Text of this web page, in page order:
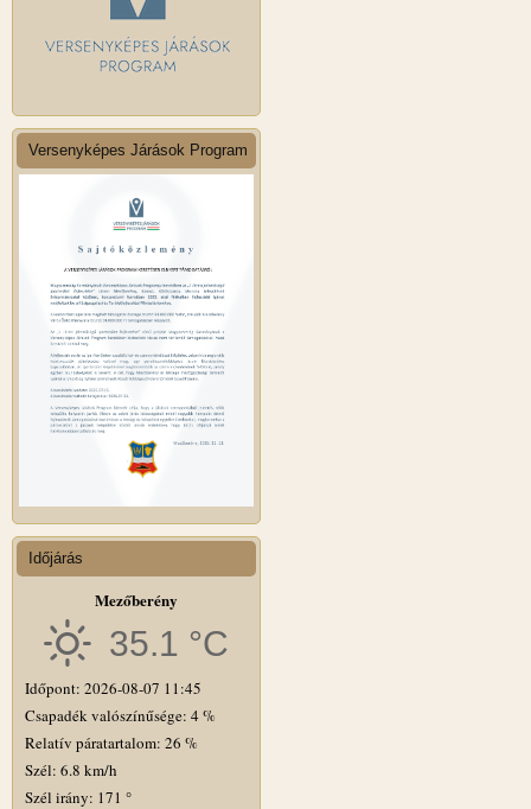
Versenyképes Járások Program
Időjárás
Mezőberény
35.1 °C
Időpont: 2026-08-07 11:45
Csapadék valószínűsége: 4 %
Relatív páratartalom: 26 %
Szél: 6.8 km/h
Szél irány: 171 °